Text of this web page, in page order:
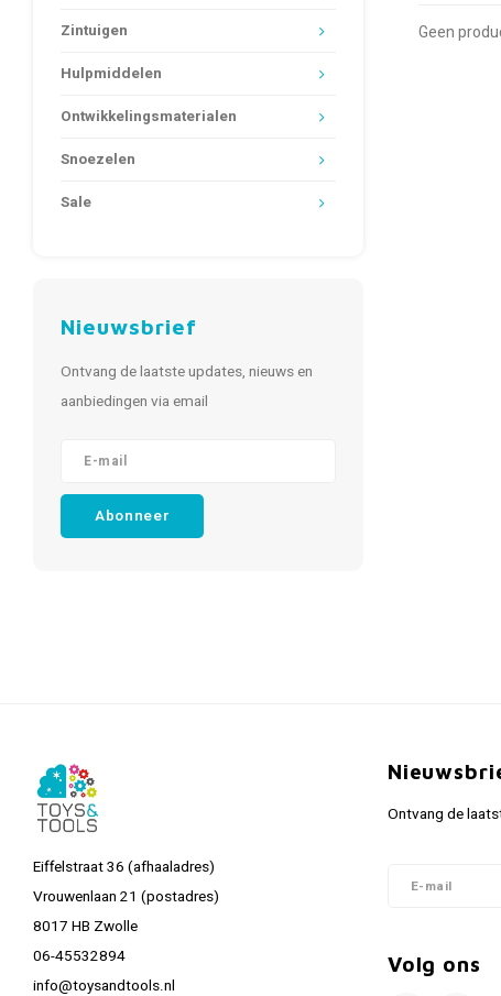
Zintuigen
Hulpmiddelen
Ontwikkelingsmaterialen
Snoezelen
Sale
Nieuwsbrief
Ontvang de laatste updates, nieuws en
aanbiedingen via email
Abonneer
Geen
Eiffelstraat 36 (afhaaladres)
Vrouwenlaan 21 (postadres)
8017 HB Zwolle
06-45532894
info@toysandtools.nl
Ontvang de
Volg ons